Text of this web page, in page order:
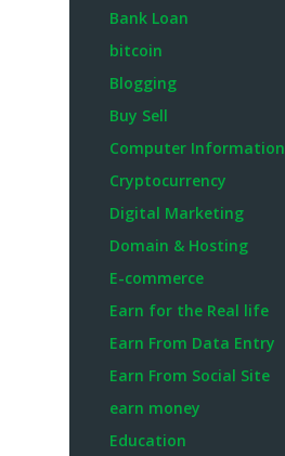
Bank Loan
bitcoin
Blogging
Buy Sell
Computer Information
Cryptocurrency
Digital Marketing
Domain & Hosting
E-commerce
Earn for the Real life
Earn From Data Entry
Earn From Social Site
earn money
Education